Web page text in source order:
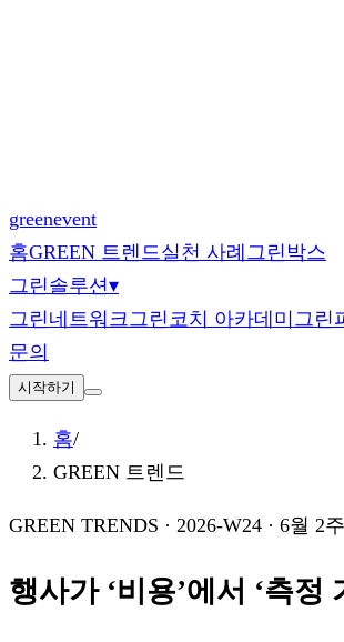
greenevent
홈GREEN 트렌드실천 사례 그린박스
그린솔루션▾
그린네트워크그린코치 아카데미 그린
문의
시작하기
홈/
GREEN 트렌드
GREEN TRENDS · 2026-W24 · 6월 2
행사가 ‘비용’에서 ‘측